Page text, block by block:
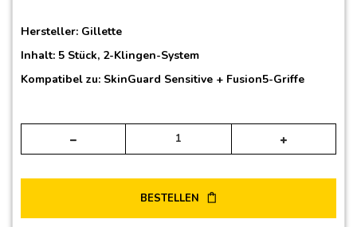
Hersteller: Gillette
Inhalt: 5 Stück, 2-Klingen-System
Kompatibel zu: SkinGuard Sensitive + Fusion5-Griffe
BESTELLEN